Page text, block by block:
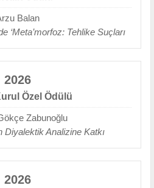
Balan
‘Meta’morfoz: Tehlike Suçları
2026
Özel Ödülü
Zabunoğlu
Diyalektik Analizine Katkı
2026